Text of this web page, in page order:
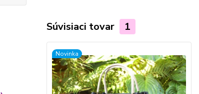
Súvisiaci tovar 1
Novinka